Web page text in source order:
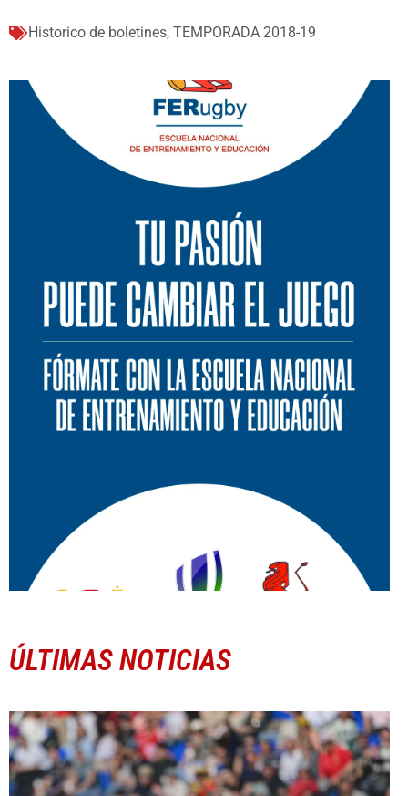
Historico de boletines, TEMPORADA 2018-19
ÚLTIMAS NOTICIAS